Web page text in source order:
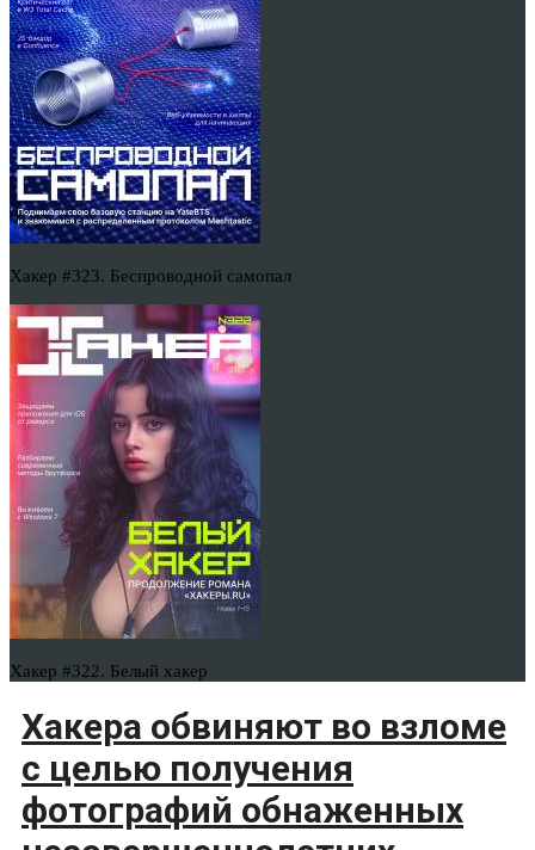
Хакер #323. Беспроводной самопал
Хакер #322. Белый хакер
Хакера обвиняют во взломе
с целью получения
фотографий обнаженных